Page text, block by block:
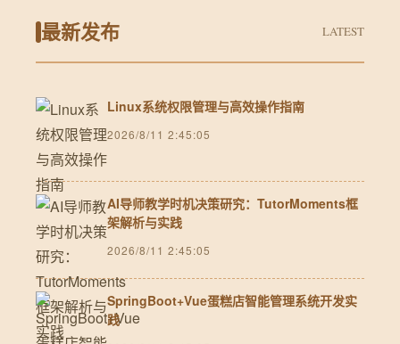
最新发布 LATEST
Linux系统权限管理与高效操作指南
2026/8/11 2:45:05
AI导师教学时机决策研究：TutorMoments框
架解析与实践
2026/8/11 2:45:05
SpringBoot+Vue蛋糕店智能管理系统开发实
践